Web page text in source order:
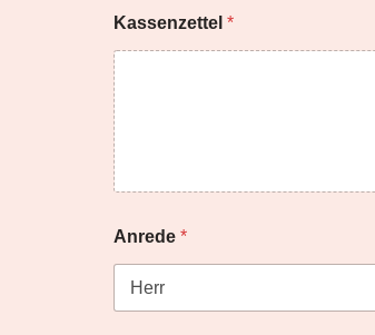
Kassenzettel *
Anrede *